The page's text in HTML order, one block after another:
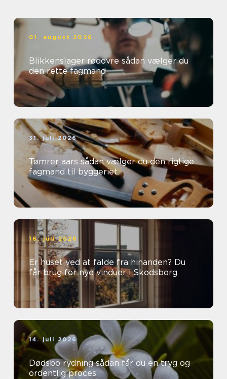
01. august 2026
Blikkenslager rødovre sådan vælger du
den rette fagmand
31. juli 2026
Tømrer aars sådan vælger du den rigtige
fagmand til byggeriet
16. juli 2026
Er huset ved at falde fra hinanden? Du
får brug for nye vinduer i Skodsborg
14. juli 2026
Dødsbo rydning sådan får du en tryg og
ordentlig proces